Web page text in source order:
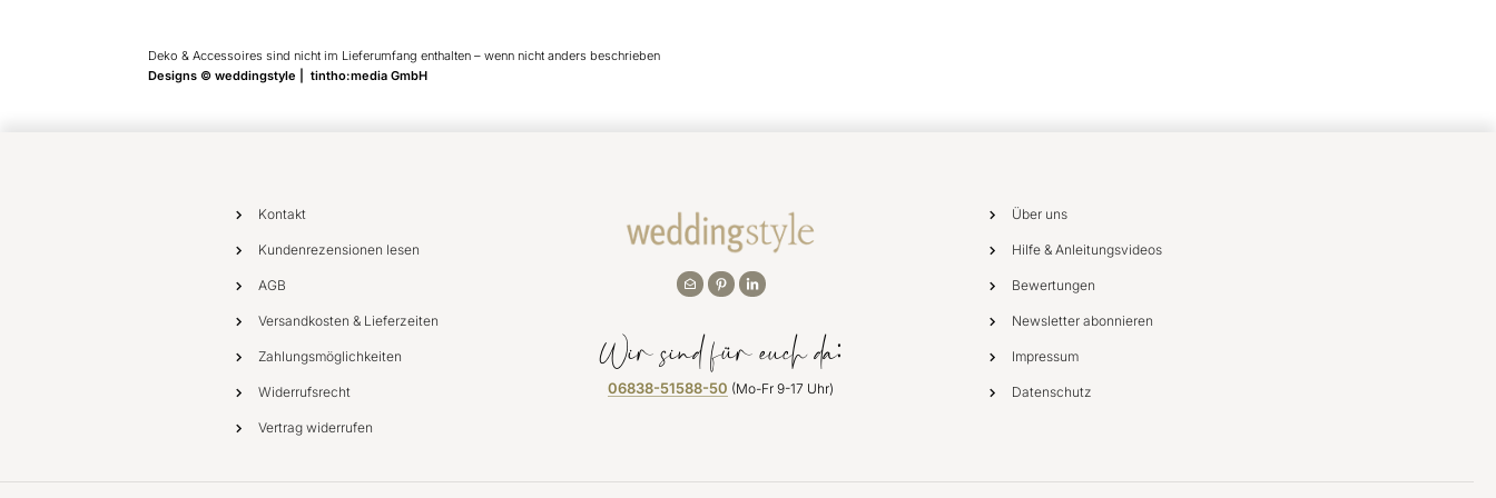
Deko & Accessoires sind nicht im Lieferumfang enthalten – wenn nicht anders beschrieben
Designs © weddingstyle | tintho:media GmbH
Kontakt
Kundenrezensionen lesen
AGB
Versandkosten & Lieferzeiten
Zahlungsmöglichkeiten
Widerrufsrecht
Vertrag widerrufen
Wir sind für euch da:
06838-51588-50 (Mo-Fr 9-17 Uhr)
Über uns
Hilfe & Anleitungsvideos
Bewertungen
Newsletter abonnieren
Impressum
Datenschutz